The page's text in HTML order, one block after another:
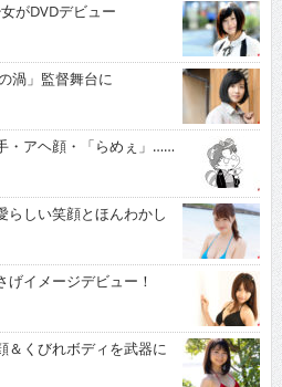
がDVDデビュー
渦」監督舞台に
アヘ顔・「らめぇ」……
しい笑顔とほんわかし
イメージデビュー！
くびれボディを武器に